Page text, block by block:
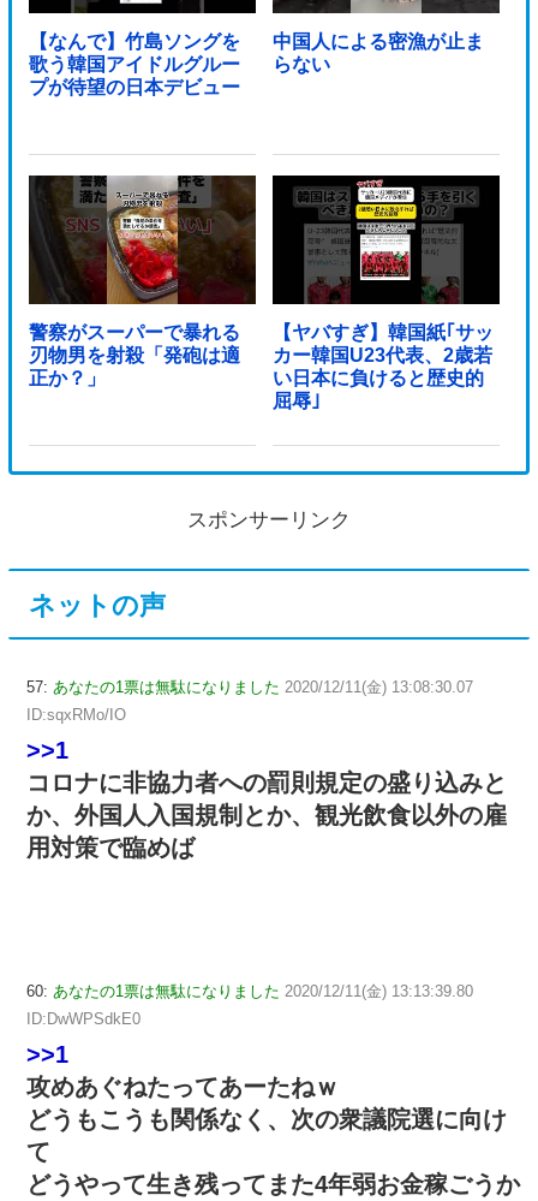
【なんで】竹島ソングを
歌う韓国アイドルグルー
プが待望の日本デビュー
中国人による密漁が止ま
らない
警察がスーパーで暴れる
刃物男を射殺「発砲は適
正か？」
【ヤバすぎ】韓国紙｢サッ
カー韓国U23代表、2歳若
い日本に負けると歴史的
屈辱｣
スポンサーリンク
ネットの声
57: あなたの1票は無駄になりました 2020/12/11(金) 13:08:30.07
ID:sqxRMo/IO
>>1
コロナに非協力者への罰則規定の盛り込みと
か、外国人入国規制とか、観光飲食以外の雇
用対策で臨めば
60: あなたの1票は無駄になりました 2020/12/11(金) 13:13:39.80
ID:DwWPSdkE0
>>1
攻めあぐねたってあーたねｗ
どうもこうも関係なく、次の衆議院選に向け
て
どうやって生き残ってまた4年弱お金稼ごうか